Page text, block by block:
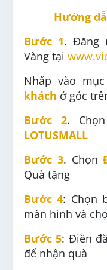
Hướng
Bước 1. Đăng
Vàng tại
Nhấp vào mục
khách ở góc
Bước 2.
LOTUSMALL
Bước 3. Chọn
Quà tặng
Bước 4: Chọn
màn hình và
Bước 5: Điền
để nhận quà